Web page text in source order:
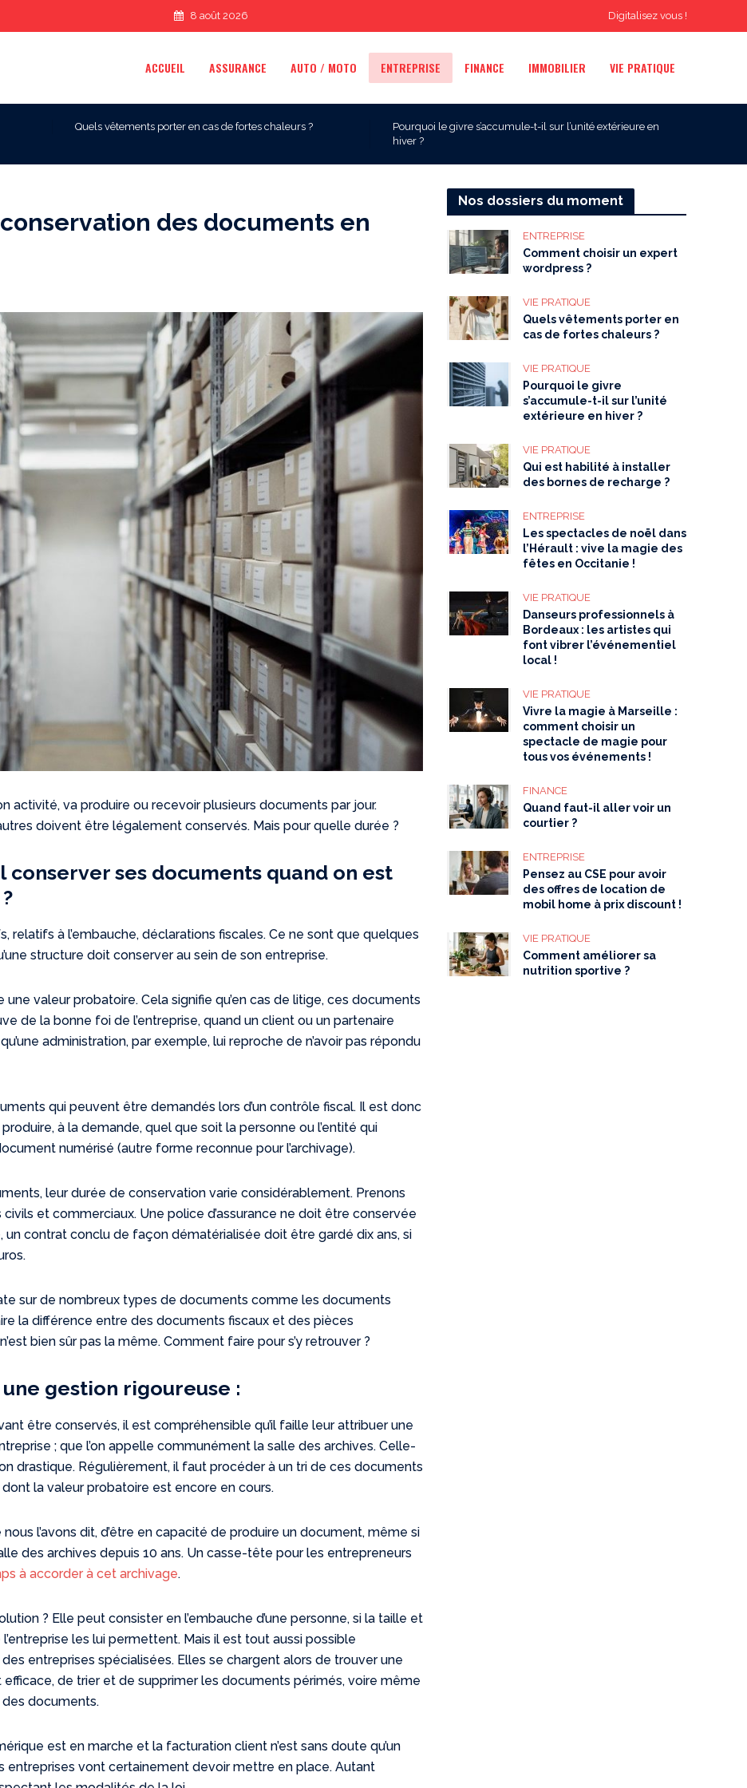
Digitalisez vous !
8 août 2026
ACCUEIL ASSURANCE AUTO / MOTO ENTREPRISE FINANCE IMMOBILIER VIE PRATIQUE
Quels vêtements porter en cas de fortes chaleurs ?
Pourquoi le givre s’accumule-t-il sur l’unité extérieure en
hiver ?
des documents en
activité, va produire ou recevoir plusieurs documents par jour.
doivent être légalement conservés. Mais pour quelle durée ?
conserver ses documents quand on est
relatifs à l’embauche, déclarations fiscales. Ce ne sont que quelques
structure doit conserver au sein de son entreprise.
une valeur probatoire. Cela signifie qu’en cas de litige, ces documents
de la bonne foi de l’entreprise, quand un client ou un partenaire
administration, par exemple, lui reproche de n’avoir pas répondu
qui peuvent être demandés lors d’un contrôle fiscal. Il est donc
à la demande, quel que soit la personne ou l’entité qui
numérisé (autre forme reconnue pour l’archivage).
leur durée de conservation varie considérablement. Prenons
et commerciaux. Une police d’assurance ne doit être conservée
un contrat conclu de façon dématérialisée doit être gardé dix ans, si
sur de nombreux types de documents comme les documents
la différence entre des documents fiscaux et des pièces
bien sûr pas la même. Comment faire pour s’y retrouver ?
gestion rigoureuse :
être conservés, il est compréhensible qu’il faille leur attribuer une
; que l’on appelle communément la salle des archives. Celle-
drastique. Régulièrement, il faut procéder à un tri de ces documents
la valeur probatoire est encore en cours.
l’avons dit, d’être en capacité de produire un document, même si
des archives depuis 10 ans. Un casse-tête pour les entrepreneurs
à accorder à cet archivage.
? Elle peut consister en l’embauche d’une personne, si la taille et
les lui permettent. Mais il est tout aussi possible
des entreprises spécialisées. Elles se chargent alors de trouver une
de trier et de supprimer les documents périmés, voire même
des documents.
est en marche et la facturation client n’est sans doute qu’un
entreprises vont certainement devoir mettre en place. Autant
Nos dossiers du moment
ENTREPRISE
Comment choisir un expert
wordpress ?
VIE PRATIQUE
Quels vêtements porter en
cas de fortes chaleurs ?
VIE PRATIQUE
Pourquoi le givre
s’accumule-t-il sur l’unité
extérieure en hiver ?
VIE PRATIQUE
Qui est habilité à installer
des bornes de recharge ?
ENTREPRISE
Les spectacles de noël dans
l’Hérault : vive la magie des
fêtes en Occitanie !
VIE PRATIQUE
Danseurs professionnels à
Bordeaux : les artistes qui
font vibrer l’événementiel
local !
VIE PRATIQUE
Vivre la magie à Marseille :
comment choisir un
spectacle de magie pour
tous vos événements !
FINANCE
Quand faut-il aller voir un
courtier ?
ENTREPRISE
Pensez au CSE pour avoir
des offres de location de
mobil home à prix discount !
VIE PRATIQUE
Comment améliorer sa
nutrition sportive ?